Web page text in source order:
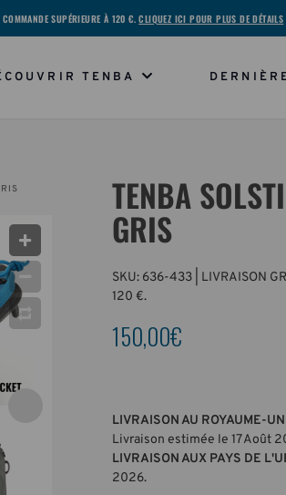
COMMANDE SUPÉRIEURE À 120 €.CLIQUEZ ICI POUR PLUS DE DÉTAILS
TENBA
TENBA
GRIS
SKU: 636-433 | LIVRAISON
120 €.
150,00€
LIVRAISON AU ROYAUME-
Livraison estimée le 17 Août
LIVRAISON AUX PAYS DE
2026.